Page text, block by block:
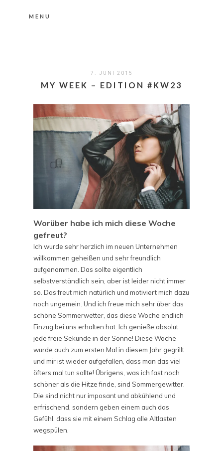
MENU
7. JUNI 2015
MY WEEK – EDITION #KW23
Worüber habe ich mich diese Woche
gefreut?
Ich wurde sehr herzlich im neuen Unternehmen
willkommen geheißen und sehr freundlich
aufgenommen. Das sollte eigentlich
selbstverständlich sein, aber ist leider nicht immer
so. Das freut mich natürlich und motiviert mich dazu
noch ungemein. Und ich freue mich sehr über das
schöne Sommerwetter, das diese Woche endlich
Einzug bei uns erhalten hat. Ich genieße absolut
jede freie Sekunde in der Sonne! Diese Woche
wurde auch zum ersten Mal in diesem Jahr gegrillt
und mir ist wieder aufgefallen, dass man das viel
öfters mal tun sollte! Übrigens, was ich fast noch
schöner als die Hitze finde, sind Sommergewitter.
Die sind nicht nur imposant und abkühlend und
erfrischend, sondern geben einem auch das
Gefühl, dass sie mit einem Schlag alle Altlasten
wegspülen.